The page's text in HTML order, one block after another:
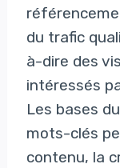
du trafic
à-dire des
intéressés
Les bases
mots-clés
contenu, la